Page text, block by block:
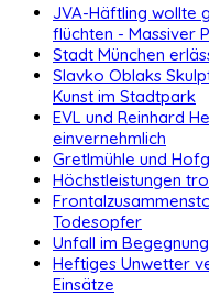
JVA-Häftling wollte
flüchten - Massiver
Stadt München
Slavko Oblaks
Kunst im Stadtpark
EVL und Reinhard
einvernehmlich
Gretlmühle und
Höchstleistungen
Todesopfer
Unfall im
Heftiges Unwetter
Einsätze